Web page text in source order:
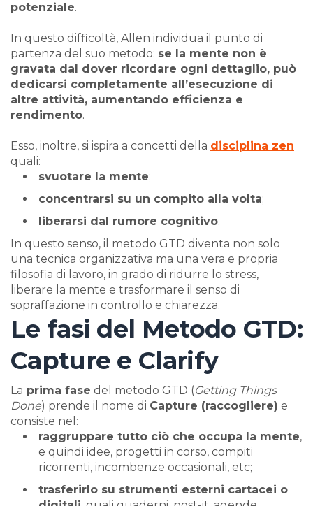
potenziale.
In questo difficoltà, Allen individua il punto di
partenza del suo metodo: se la mente non è
gravata dal dover ricordare ogni dettaglio, può
dedicarsi completamente all’esecuzione di
altre attività, aumentando efficienza e
rendimento.
Esso, inoltre, si ispira a concetti della disciplina zen
quali:
svuotare la mente;
concentrarsi su un compito alla volta;
liberarsi dal rumore cognitivo.
In questo senso, il metodo GTD diventa non solo
una tecnica organizzativa ma una vera e propria
filosofia di lavoro, in grado di ridurre lo stress,
liberare la mente e trasformare il senso di
sopraffazione in controllo e chiarezza.
Le fasi del Metodo GTD:
Capture e Clarify
La prima fase del metodo GTD (Getting Things
Done) prende il nome di Capture (raccogliere) e
consiste nel:
raggruppare tutto ciò che occupa la mente,
e quindi idee, progetti in corso, compiti
ricorrenti, incombenze occasionali, etc;
trasferirlo su strumenti esterni cartacei o